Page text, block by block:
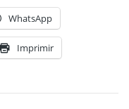
WhatsApp
Imprimir